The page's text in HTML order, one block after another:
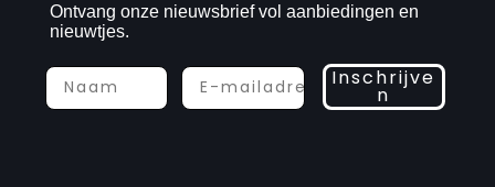
Ontvang onze nieuwsbrief vol aanbiedingen en
nieuwtjes.
Inschrijve
n